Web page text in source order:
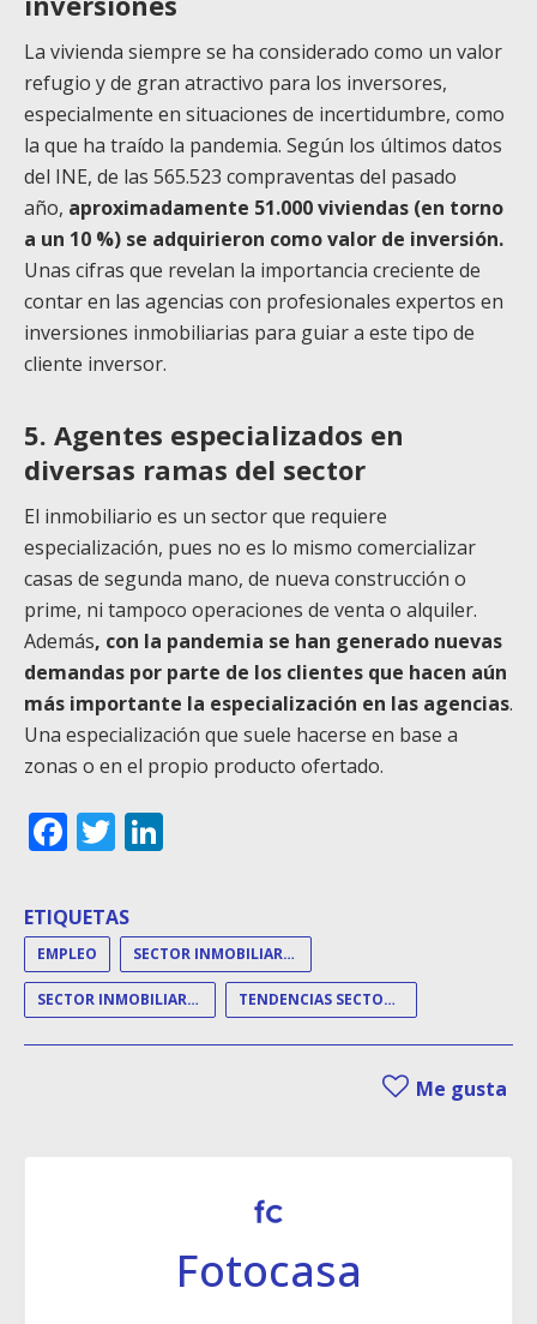
La vivienda siempre se ha considerado como un valor
refugio y de gran atractivo para los inversores,
especialmente en situaciones de incertidumbre, como
la que ha traído la pandemia. Según los últimos datos
del INE, de las 565.523 compraventas del pasado
año, aproximadamente 51.000 viviendas (en torno
a un 10 %) se adquirieron como valor de inversión.
Unas cifras que revelan la importancia creciente de
contar en las agencias con profesionales expertos en
inversiones inmobiliarias para guiar a este tipo de
cliente inversor.
5. Agentes especializados en
diversas ramas del sector
El inmobiliario es un sector que requiere
especialización, pues no es lo mismo comercializar
casas de segunda mano, de nueva construcción o
prime, ni tampoco operaciones de venta o alquiler.
Además, con la pandemia se han generado nuevas
demandas por parte de los clientes que hacen aún
más importante la especialización en las agencias.
Una especialización que suele hacerse en base a
zonas o en el propio producto ofertado.
Facebook
Twitter
ETIQUETAS
EMPLEO SECTOR INMOBILIARIO
SECTOR INMOBILIARIO ESPAÑOL TENDENCIAS SECTOR INMOBILIARIO
Me gusta
Fotocasa